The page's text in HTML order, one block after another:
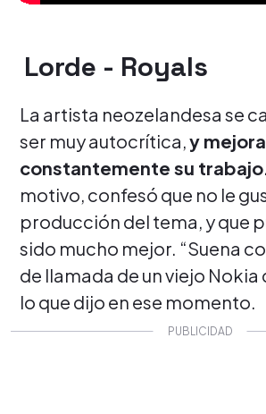
Lorde - Royals
La artista neozelandesa se
ser muy autocrítica,y
constantemente su
motivo, confesó que no le
producción del tema, y que
sido mucho mejor. “Suena
de llamada de un viejo Nokia
lo que dijo en ese momento.